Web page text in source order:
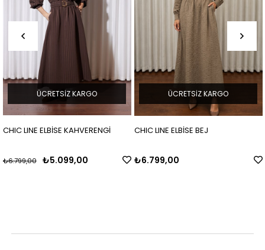
CHIC LINE ELBİSE KAHVERENGİ
₺5.099,00
₺6.799,00
ÜCRETSIZ KARGO
CHIC LINE ELBİSE BEJ
₺6.799,00
ÜCRETSIZ KARGO